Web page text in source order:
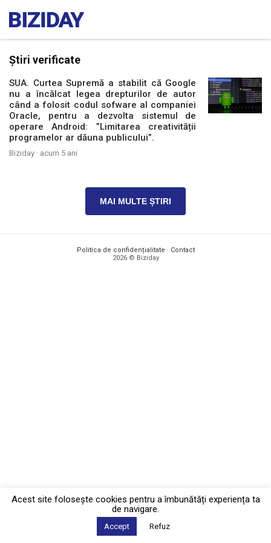
Știri verificate
SUA. Curtea Supremă a stabilit că Google
nu a încălcat legea drepturilor de autor
când a folosit codul sofware al companiei
Oracle, pentru a dezvolta sistemul de
operare Android: ”Limitarea creativității
programelor ar dăuna publicului”.
Biziday · acum 5 ani
MAI MULTE ȘTIRI
Politica de confidențialitate · Contact
2026 © Biziday
Acest site foloseşte cookies pentru a îmbunătăți experiența ta
de navigare.
Accept Refuz